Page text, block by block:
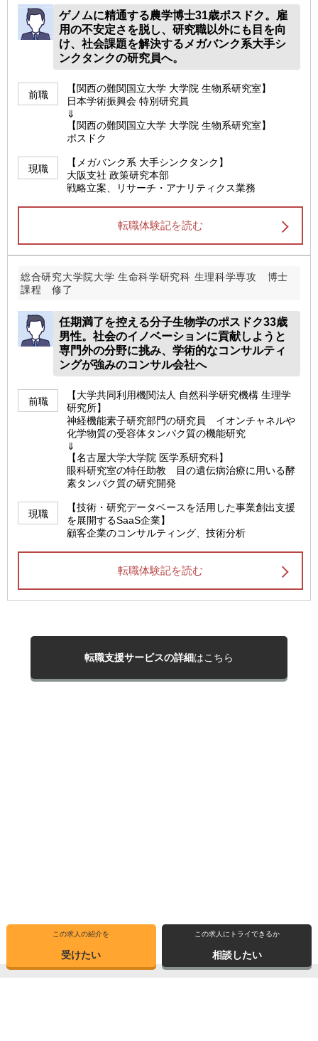
この求人の紹介を
受けたい
この求人にトライできるか
相談したい
ゲノムに精通する農学博士31歳ポスドク。雇
用の不安定さを脱し、研究職以外にも目を向
け、社会課題を解決するメガバンク系大手シ
ンクタンクの研究員へ。
前職
【関西の難関国立大学 大学院 生物系研究室】
日本学術振興会 特別研究員
⇓
【関西の難関国立大学 大学院 生物系研究室】
ポスドク
現職
【メガバンク系 大手シンクタンク】
大阪支社 政策研究本部
戦略立案、リサーチ・アナリティクス業務
転職体験記を読む
総合研究大学院大学 生命科学研究科 生理科学専攻 博士
課程 修了
任期満了を控える分子生物学のポスドク33歳
男性。社会のイノベーションに貢献しようと
専門外の分野に挑み、学術的なコンサルティ
ングが強みのコンサル会社へ
前職
【大学共同利用機関法人 自然科学研究機構 生理学
研究所】
神経機能素子研究部門の研究員 イオンチャネルや
化学物質の受容体タンパク質の機能研究
⇓
【名古屋大学大学院 医学系研究科】
眼科研究室の特任助教 目の遺伝病治療に用いる酵
素タンパク質の研究開発
現職
【技術・研究データベースを活用した事業創出支援
を展開するSaaS企業】
顧客企業のコンサルティング、技術分析
転職体験記を読む
転職支援サービスの詳細はこちら